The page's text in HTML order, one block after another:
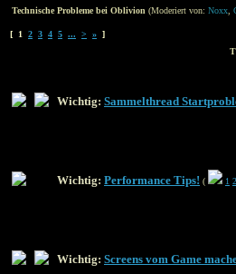
Technische Probleme bei Oblivion (Moderiert von: Noxx
[ 1 2 3 4 5 ... > » ]
Wichtig: Sammelthread
Wichtig: Performance Tips! ( 1 2
Wichtig: Screens vom Game